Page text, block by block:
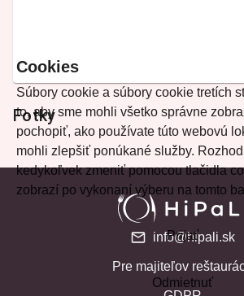
Fotky
Cookies
Súbory cookie a súbory cookie tretích
to, aby sme mohli všetko správne
pochopiť, ako používate túto webovú
mohli zlepšiť ponúkané služby.
kedykoľvek zmeniť pomocou tlačidla
zobrazí po vykonaní výberu na tomto
Prijať
Odmietnuť
info@hipali.sk
Pre majiteľov